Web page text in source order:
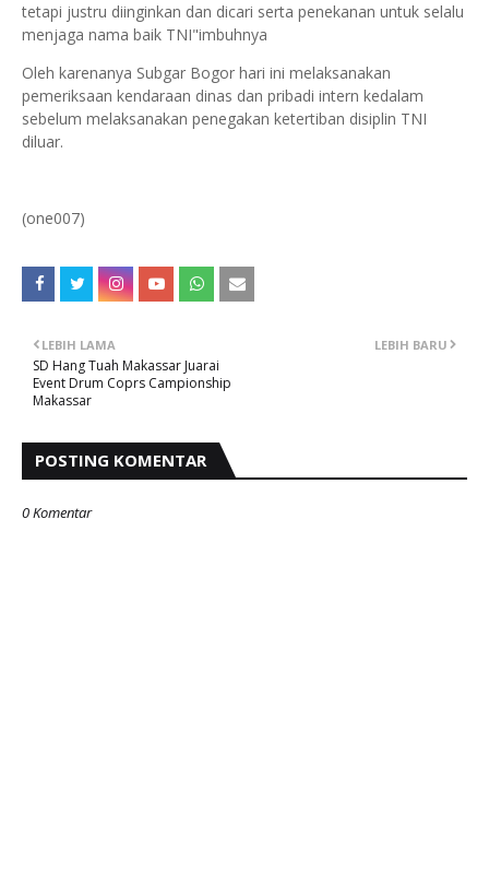
tetapi justru diinginkan dan dicari serta penekanan untuk selalu
menjaga nama baik TNI"imbuhnya
Oleh karenanya Subgar Bogor hari ini melaksanakan
pemeriksaan kendaraan dinas dan pribadi intern kedalam
sebelum melaksanakan penegakan ketertiban disiplin TNI
diluar.
(one007)
LEBIH BARU
LEBIH LAMA
SD Hang Tuah Makassar Juarai
Event Drum Coprs Campionship
Makassar
POSTING KOMENTAR
0 Komentar